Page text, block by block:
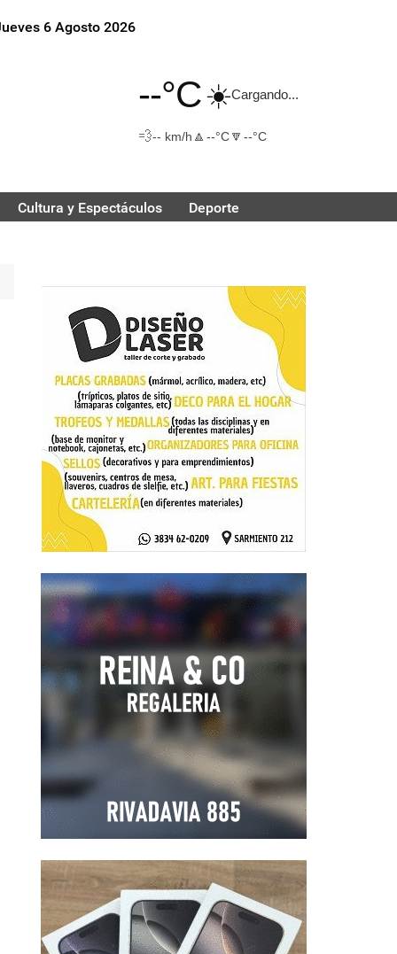
6 Agosto 2026
--°C☀️Cargando...
💨-- km/h 🔼 --°C🔽 --°C
Cultura y Espectáculos Deporte